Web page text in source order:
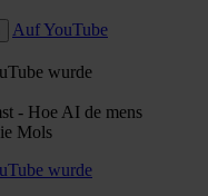
Auf YouTube
wurde
- Hoe AI de mens
Mols
wurde